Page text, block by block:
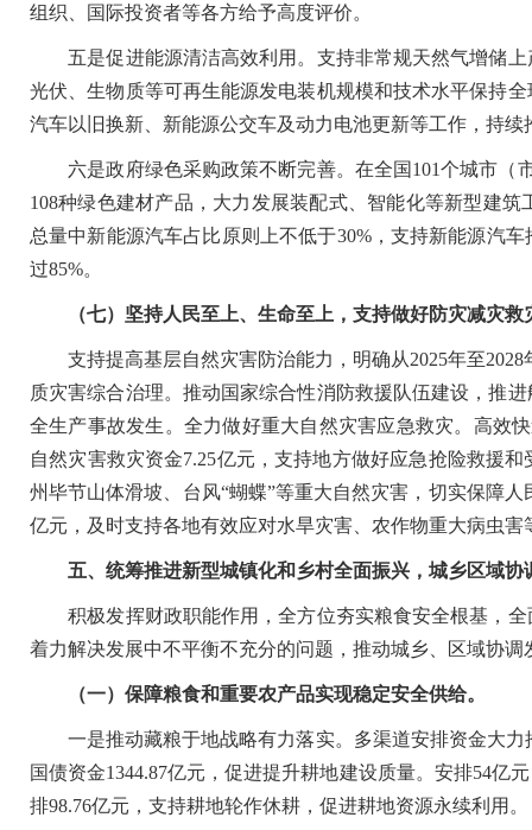
组织、国际投资者等各方给予高度评价。
五是促进能源清洁高效利用。支持非常规天然气增储上
光伏、生物质等可再生能源发电装机规模和技术水平保持
汽车以旧换新、新能源公交车及动力电池更新等工作，持续
六是政府绿色采购政策不断完善。在全国101个城市（
108种绿色建材产品，大力发展装配式、智能化等新型建
总量中新能源汽车占比原则上不低于30%，支持新能源汽
过85%。
（七）坚持人民至上、生命至上，支持做好防灾减灾
支持提高基层自然灾害防治能力，明确从2025年至2028
质灾害综合治理。推动国家综合性消防救援队伍建设，推
全生产事故发生。全力做好重大自然灾害应急救灾。高效
自然灾害救灾资金7.25亿元，支持地方做好应急抢险救援
州毕节山体滑坡、台风“蝴蝶”等重大自然灾害 ， 切实保障人
亿元，及时支持各地有效应对水旱灾害、农作物重大病虫害
五、统筹推进新型城镇化和乡村全面振兴，城乡区域协
积极发挥财政职能作用，全方位夯实粮食安全根基，全
着力解决发展中不平衡不充分的问题，推动城乡、区域协调
（一）保障粮食和重要农产品实现稳定安全供给。
一是推动藏粮于地战略有力落实。多渠道安排资金大力
国债资金1344.87亿元，促进提升耕地建设质量。安排54亿
排98.76亿元，支持耕地轮作休耕，促进耕地资源永续利用。